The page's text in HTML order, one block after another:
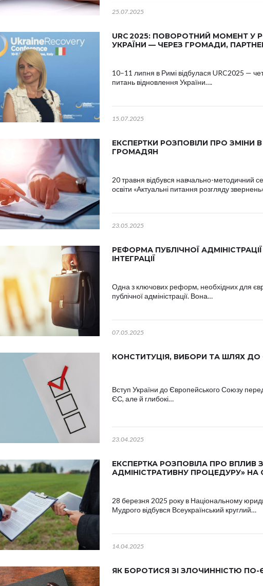
25.07.2025
URC 2025: ПОВОРОТНИЙ МОМЕНТ У
УКРАЇНИ — ЧЕРЕЗ ГРОМАДИ,
10–11 липня в Римі відбулася URC2025 —
питань відновлення України….
15.07.2025
ЕКСПЕРТКИ РОЗПОВІЛИ ПРО ЗМІНИ
ГРОМАДЯН
20 травня відбувся навчально-методичний
освіти «Актуальні питання розгляду
23.05.2025
РЕФОРМА ПУБЛІЧНОЇ
ІНТЕГРАЦІЇ
Одна з ключових реформ, необхідних для
публічної адміністрації. Вона…
07.05.2025
КОНСТИТУЦІЯ, ВИБОРИ ТА ШЛЯХ ДО
Вступ України до Європейського Союзу
ЄС, але й глибокі…
23.04.2025
ЕКСПЕРТКА РОЗПОВІЛА ПРО ВПЛИВ
АДМІНІСТРАТИВНУ ПРОЦЕДУРУ»
28 березня 2025 року в Національному
Мудрого відбувся Всеукраїнський круглий…
14.04.2025
ЯК БОРОТИСЯ ЗІ ЗЛОЧИННІСТЮ ПО-